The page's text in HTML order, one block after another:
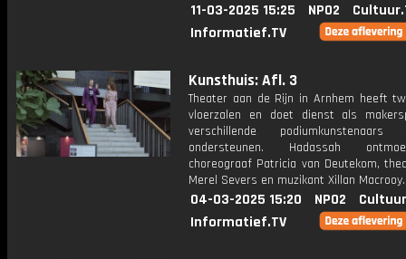
11-03-2025 15:25 NPO2
Informatief.TV
Kunsthuis: Afl. 3
Theater aan de Rijn in Arnhem heeft
vloerzalen en doet dienst als
verschillende
ondersteunen. Hadassah
choreograaf Patricia van Deutekom,
Merel Severs en muzikant Xillan Macrooy.
04-03-2025 15:20 NPO2
Informatief.TV